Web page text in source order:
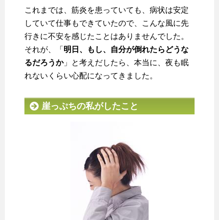
これまでは、筋炎を患っていても、病状は安定
していて仕事もできていたので、こんな風に先
行きに不安を感じたことはありませんでした。
それが、
「 明日、もし、自分が倒れたらどうな
るだろうか」と考えだしたら、本当に、夜も眠
れないくらい心配になってきました。
崖っぷちの私がしたこと